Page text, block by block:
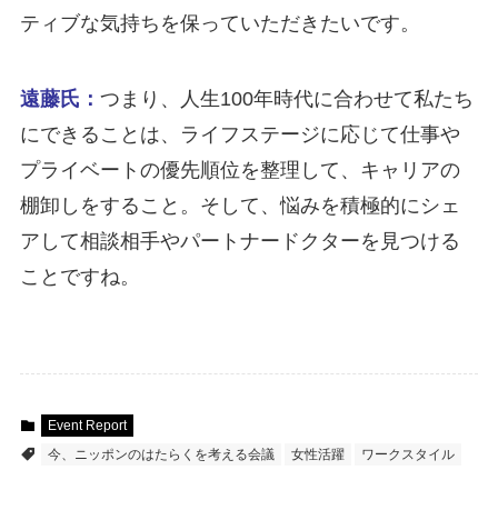
ティブな気持ちを保っていただきたいです。
遠藤氏： つまり、人生100年時代に合わせて私たち
にできることは、ライフステージに応じて仕事や
プライベートの優先順位を整理して、キャリアの
棚卸しをすること。そして、悩みを積極的にシェ
アして相談相手やパートナードクターを見つける
ことですね。
Event Report
今、ニッポンのはたらくを考える会議
女性活躍 ワークスタイル